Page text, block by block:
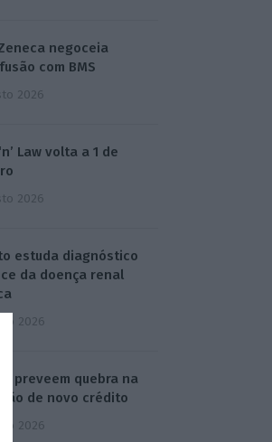
negoceia
com BMS
2026
Law volta a 1 de
2026
estuda diagnóstico
da doença renal
2026
preveem quebra na
de novo crédito
2026